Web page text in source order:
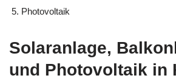
Photovoltaik
Solaranlage,
und Photovoltaik in